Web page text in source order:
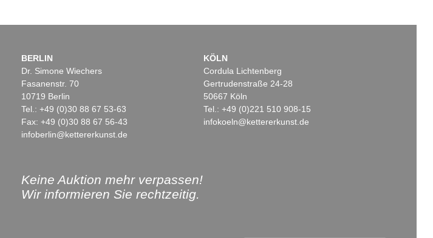
BERLIN
Dr. Simone Wiechers
Fasanenstr. 70
10719 Berlin
Tel.: +49 (0)30 88 67 53-63
Fax: +49 (0)30 88 67 56-43
infoberlin@kettererkunst.de
KÖLN
Cordula Lichtenberg
Gertrudenstraße 24-28
50667 Köln
Tel.: +49 (0)221 510 908-15
infokoeln@kettererkunst.de
Keine Auktion mehr verpassen!
Wir informieren Sie rechtzeitig.